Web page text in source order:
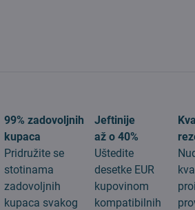
99% zadovoljnih
kupaca
Pridružite se
stotinama
zadovoljnih
kupaca svakog
Jeftinije
až o 40%
Uštedite
desetke EUR
kupovinom
kompatibilnih